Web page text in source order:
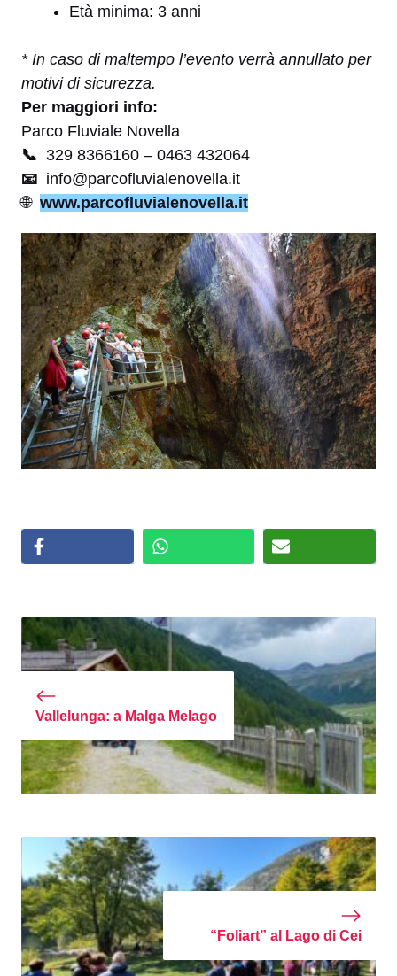
Età minima: 3 anni
* In caso di maltempo l’evento verrà annullato per
motivi di sicurezza.
Per maggiori info:
Parco Fluviale Novella
📞 329 8366160 – 0463 432064
📧 info@parcofluvialenovella.it
🌐 www.parcofluvialenovella.it
Vallelunga: a Malga Melago
“Foliart” al Lago di Cei